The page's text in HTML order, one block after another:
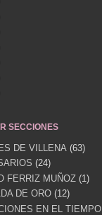
SECCIONES
DE VILLENA (63)
(24)
FERRIZ MUÑOZ (1)
DE ORO (12)
EN EL TIEMPO